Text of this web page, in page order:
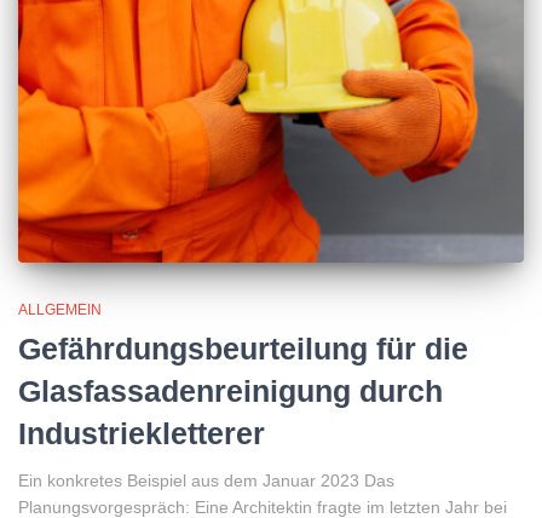
ALLGEMEIN
Gefährdungsbeurteilung für die
Glasfassadenreinigung durch
Industriekletterer
Ein konkretes Beispiel aus dem Januar 2023 Das
Planungsvorgespräch: Eine Architektin fragte im letzten Jahr bei